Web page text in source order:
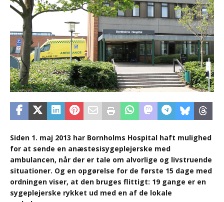
Siden 1. maj 2013 har Bornholms Hospital haft mulighed
for at sende en anæstesisygeplejerske med
ambulancen, når der er tale om alvorlige og livstruende
situationer. Og en opgørelse for de første 15 dage med
ordningen viser, at den bruges flittigt: 19 gange er en
sygeplejerske rykket ud med en af de lokale